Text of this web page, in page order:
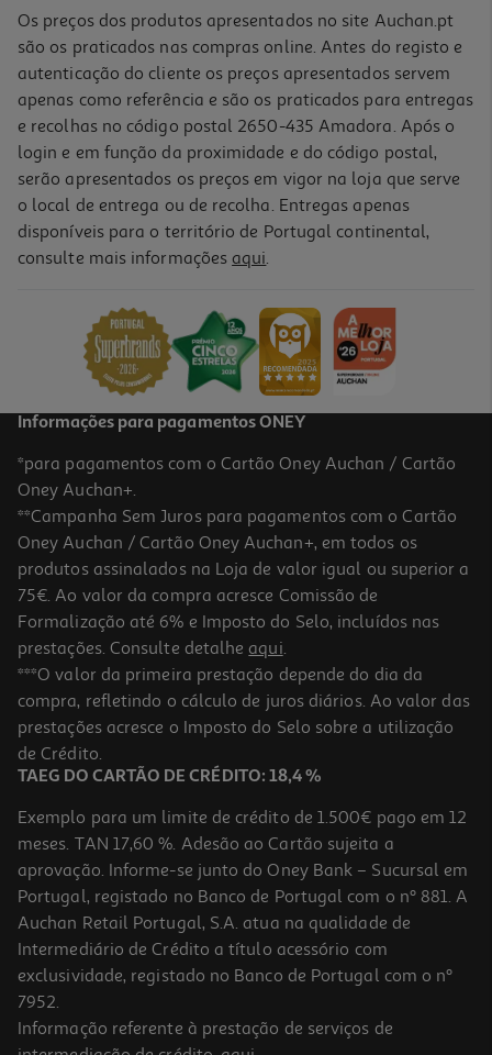
Envelope Kraft Escritores Portugueses
Caixa Embrulho Inspirações Kraft 446
2.49 €/un
2,49 €
Os preços dos produtos apresentados no site Auchan.pt
são os praticados nas compras online. Antes do registo e
autenticação do cliente os preços apresentados servem
apenas como referência e são os praticados para entregas
e recolhas no código postal 2650-435 Amadora. Após o
login e em função da proximidade e do código postal,
serão apresentados os preços em vigor na loja que serve
o local de entrega ou de recolha. Entregas apenas
disponíveis para o território de Portugal continental,
consulte mais informações aqui.
Informações para pagamentos ONEY
*para pagamentos com o Cartão Oney Auchan / Cartão
Oney Auchan+.
**Campanha Sem Juros para pagamentos com o Cartão
Oney Auchan / Cartão Oney Auchan+, em todos os
produtos assinalados na Loja de valor igual ou superior a
75€. Ao valor da compra acresce Comissão de
Formalização até 6% e Imposto do Selo, incluídos nas
prestações. Consulte detalhe aqui.
***O valor da primeira prestação depende do dia da
compra, refletindo o cálculo de juros diários. Ao valor das
prestações acresce o Imposto do Selo sobre a utilização
de Crédito.
TAEG DO CARTÃO DE CRÉDITO: 18,4 %
Exemplo para um limite de crédito de 1.500€ pago em 12
meses. TAN 17,60 %. Adesão ao Cartão sujeita a
aprovação. Informe-se junto do Oney Bank – Sucursal em
Portugal, registado no Banco de Portugal com o nº 881. A
Auchan Retail Portugal, S.A. atua na qualidade de
Intermediário de Crédito a título acessório com
exclusividade, registado no Banco de Portugal com o nº
7952.
Informação referente à prestação de serviços de